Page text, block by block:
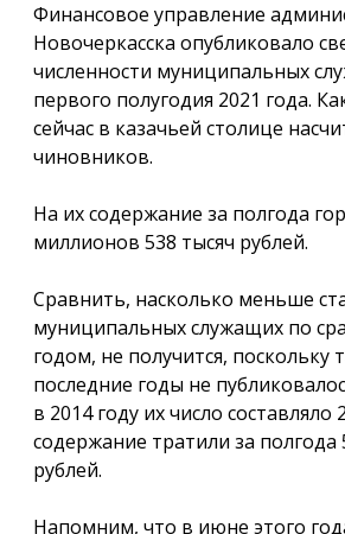
Финансовое управление
Новочеркасска опубликовало
численности муниципальных
первого полугодия 2021 года.
сейчас в казачьей столице
чиновников.
На их содержание за полгода
миллионов 538 тысяч рублей.
Сравнить, насколько меньше
муниципальных служащих по
годом, не получится, поскольку
последние годы не
в 2014 году их число составляло
содержание тратили за полгода
рублей.
Напомним, что в июне этого